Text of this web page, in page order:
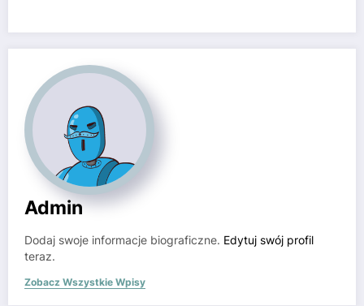
Admin
Dodaj swoje informacje biograficzne. Edytuj swój profil
teraz.
Zobacz Wszystkie Wpisy